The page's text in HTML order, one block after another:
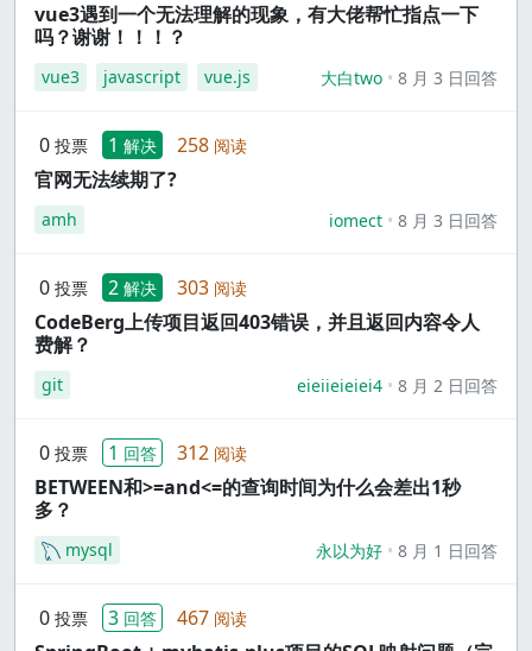
vue3遇到一个无法理解的现象，有大佬帮忙指点一下
吗？谢谢！！！？
vue3 javascript vue.js 大白two 8 月 3 日回答
0 投票 1 解决 258 阅读
官网无法续期了?
amh iomect 8 月 3 日回答
0 投票 2 解决 303 阅读
CodeBerg上传项目返回403错误，并且返回内容令人
费解？
git eieiieieiei4 8 月 2 日回答
0 投票 1 回答 312 阅读
BETWEEN和>=and<=的查询时间为什么会差出1秒
多？
mysql 永以为好 8 月 1 日回答
0 投票 3 回答 467 阅读